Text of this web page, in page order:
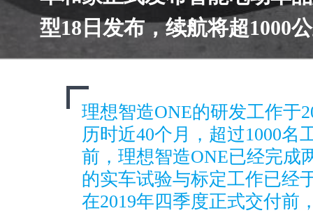
型18日发布，续航将超1000
理想智造ONE的研发工作于
历时近40个月，超过1000名
前，理想智造ONE已经完成
的实车试验与标定工作已经
在2019年四季度正式交付前